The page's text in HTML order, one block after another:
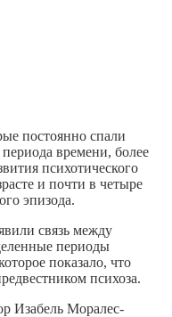
постоянно спали
времени, более
психотического
и почти в четыре
эпизода.
связь между
периоды
показало, что
психоза.
Изабель Моралес-